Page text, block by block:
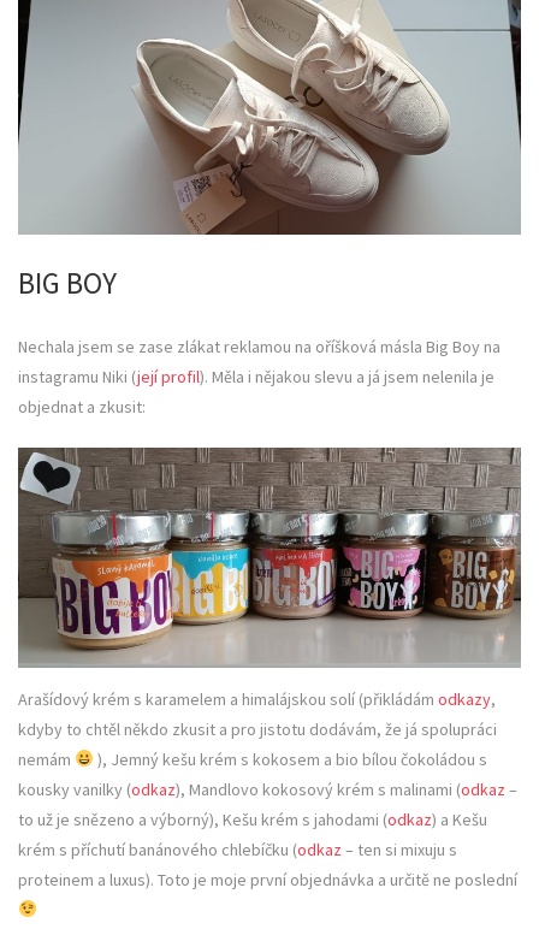
BIG BOY
Nechala jsem se zase zlákat reklamou na oříšková másla Big Boy na
instagramu Niki (její profil). Měla i nějakou slevu a já jsem nelenila je
objednat a zkusit:
Arašídový krém s karamelem a himalájskou solí (přikládám odkazy,
kdyby to chtěl někdo zkusit a pro jistotu dodávám, že já spolupráci
nemám
), Jemný kešu krém s kokosem a bio bílou čokoládou s
kousky vanilky (odkaz), Mandlovo kokosový krém s malinami (odkaz –
to už je snězeno a výborný), Kešu krém s jahodami (odkaz) a Kešu
krém s příchutí banánového chlebíčku (odkaz – ten si mixuju s
proteinem a luxus). Toto je moje první objednávka a určitě ne poslední